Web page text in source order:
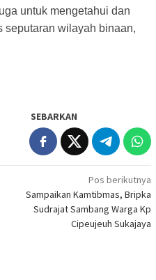
untuk mengetahui dan
seputaran wilayah binaan,
SEBARKAN
Pos berikutnya
Sampaikan Kamtibmas, Bripka
Sudrajat Sambang Warga Kp
Cipeujeuh Sukajaya